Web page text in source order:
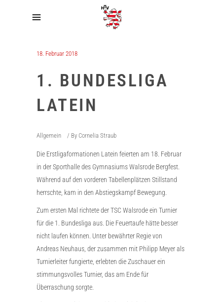
18. Februar 2018
1. BUNDESLIGA
LATEIN
Allgemein By Cornelia Straub
Die Erstligaformationen Latein feierten am 18. Februar
in der Sporthalle des Gymnasiums Walsrode Bergfest.
Während auf den vorderen Tabellenplätzen Stillstand
herrschte, kam in den Abstiegskampf Bewegung.
Zum ersten Mal richtete der TSC Walsrode ein Turnier
für die 1. Bundesliga aus. Die Feuertaufe hätte besser
nicht laufen können. Unter bewährter Regie von
Andreas Neuhaus, der zusammen mit Philipp Meyer als
Turnierleiter fungierte, erlebten die Zuschauer ein
stimmungsvolles Turnier, das am Ende für
Überraschung sorgte.